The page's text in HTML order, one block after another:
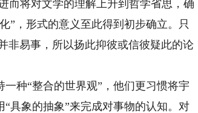
而将对文学的理解上升到哲学省思，确
”，形式的意义至此得到初步确立。只
非易事，所以扬此抑彼或信彼疑此的论
种“整合的世界观”，他们更习惯将宇
具象的抽象”来完成对事物的认知。对